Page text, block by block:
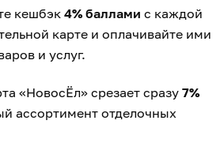
кешбэк 4% баллами с каждой
карте и оплачивайте ими
и услуг.
«НовосЁл» срезает сразу 7%
ассортимент отделочных